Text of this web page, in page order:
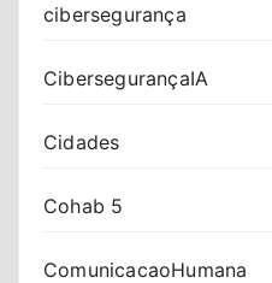
cibersegurança
CibersegurançaIA
Cidades
Cohab 5
ComunicacaoHumana